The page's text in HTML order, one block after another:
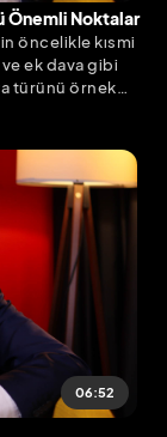
Önemli Noktalar
öncelikle kısmi
ek dava gibi
türünü örnek
06:52